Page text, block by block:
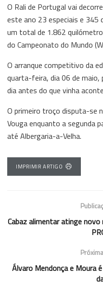
O Rali de Portugal vai
este ano 23 especiais e
um total de 1.862
do Campeonato do Mundo
O arranque competitivo da
quarta-feira, dia 06 de maio,
dia antes do que vinha
O primeiro troço disputa-se
Vouga enquanto a segunda
até Albergaria-a-Velha.
IMPRIMIR ARTIGO
Cabaz alimentar atinge
Álvaro Mendonça e Moura